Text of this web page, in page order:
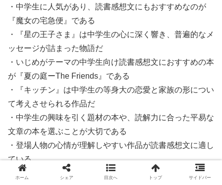
・中学生に人気があり、読書感想文にもおすすめなのが
『魔女の宅急便』である
・『星の王子さま』は中学生の心に深く響き、普遍的なメ
ッセージが詰まった物語だ
・いじめがテーマの中学生向け読書感想文におすすめの本
が『夏の庭ーThe Friends』である
・『キッチン』は中学生の等身大の恋愛と家族の形につい
て考えさせられる作品だ
・中学生の興味を引く題材の本や、読解力に合った平易な
文章の本を選ぶことが大切である
・登場人物の心情が理解しやすい作品が読書感想文に適し
ている
・本を読む前に、テーマを意識して読むことが高評価を得
ホーム シェア 目次へ トップ サイドバー